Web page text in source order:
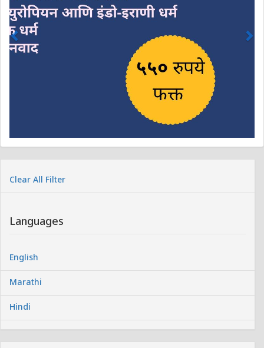
Clear All Filter
Languages
English
Marathi
Hindi